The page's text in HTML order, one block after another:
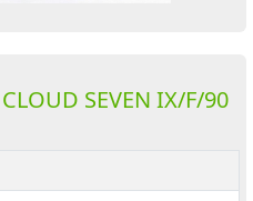
SEVEN IX/F/90